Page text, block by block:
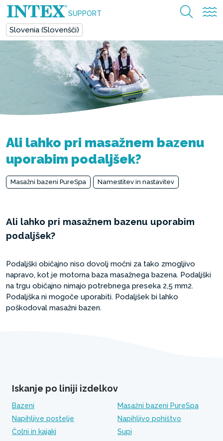
SUPPORT
Slovenia (Slovenšči)
Ali lahko pri masažnem bazenu
uporabim podaljšek?
Masažni bazeni PureSpa Namestitev in nastavitev
Ali lahko pri masažnem bazenu uporabim
podaljšek?
Podaljški običajno niso dovolj močni za tako zmogljivo
napravo, kot je motorna baza masažnega bazena. Podaljški
na trgu običajno nimajo potrebnega preseka 2,5 mm2.
Podaljška ni mogoče uporabiti. Podaljšek bi lahko
poškodoval masažni bazen.
Iskanje po liniji izdelkov
Bazeni
Masažni bazeni PureSpa
Napihljive postelje
Napihljivo pohištvo
Čolni in kajaki
Supi